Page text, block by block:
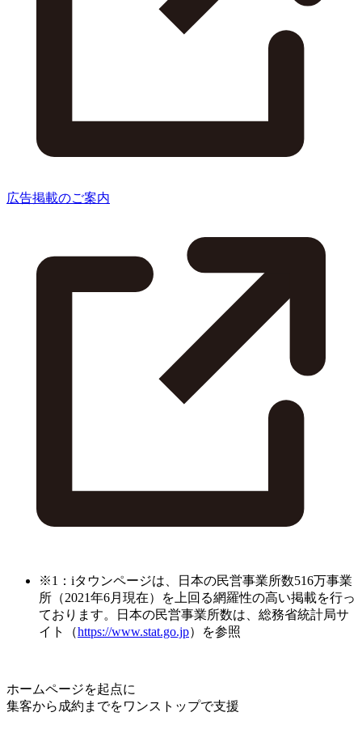
広告掲載のご案内
※1：iタウンページは、日本の民営事業所数516万事業
所（2021年6月現在）を上回る網羅性の高い掲載を行っ
ております。日本の民営事業所数は、総務省統計局サ
イト（https://www.stat.go.jp）を参照
ホームページを起点に
集客から成約までをワンストップで支援